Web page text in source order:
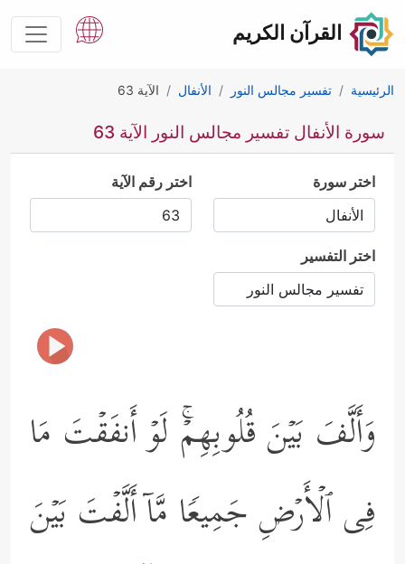
القرآن الكريم
الرئيسية تفسير مجالس النور الأنفال الآية 63
سورة الأنفال تفسير مجالس النور الآية 63
اختر سورة اختر رقم الآية
اختر التفسير
وَأَلَّفَ بَیۡنَ قُلُوبِهِمۡۚ لَوۡ أَنفَقۡتَ مَا
فِی ٱلۡأَرۡضِ جَمِیعࣰا مَّاۤ أَلَّفۡتَ بَیۡنَ